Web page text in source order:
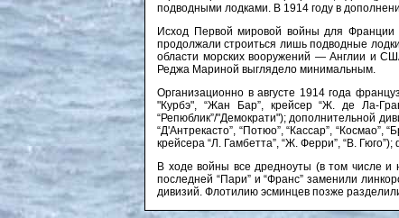
подводными лодками. В 1914 году в
Исход Первой мировой войны для Франции
продолжали строиться лишь подводные
области морских вооружений — Англии и
Реджа Мариной выглядело минимальным.
Организационно в августе 1914 года
"Курбэ", “Жан Бар”, крейсер “Ж. де Ла-
“Репюблик”/"Демократи"); дополнительной
“Д'Антрекасто”, “Потюо”, “Кассар”,
крейсера “Л. Гамбетта”, “Ж. Ферри”, “В.
В ходе войны все дредноуты (в том числе и
последней “Пари” и “Франс” заменили
дивизий. Флотилию эсминцев позже